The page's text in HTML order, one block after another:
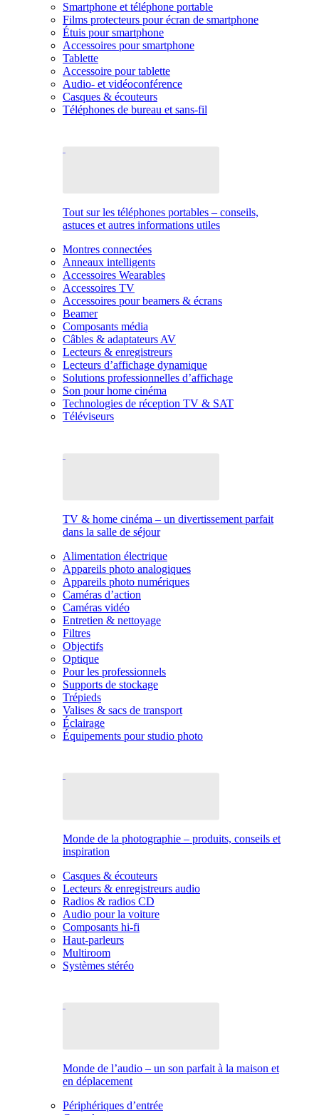
Smartphone et téléphone portable
Films protecteurs pour écran de smartphone
Étuis pour smartphone
Accessoires pour smartphone
Tablette
Accessoire pour tablette
Audio- et vidéoconférence
Casques & écouteurs
Téléphones de bureau et sans-fil
Tout sur les téléphones portables – conseils,
astuces et autres informations utiles
Montres connectées
Anneaux intelligents
Accessoires Wearables
Accessoires TV
Accessoires pour beamers & écrans
Beamer
Composants média
Câbles & adaptateurs AV
Lecteurs & enregistreurs
Lecteurs d’affichage dynamique
Solutions professionnelles d’affichage
Son pour home cinéma
Technologies de réception TV & SAT
Téléviseurs
TV & home cinéma – un divertissement parfait
dans la salle de séjour
Alimentation électrique
Appareils photo analogiques
Appareils photo numériques
Caméras d’action
Caméras vidéo
Entretien & nettoyage
Filtres
Objectifs
Optique
Pour les professionnels
Supports de stockage
Trépieds
Valises & sacs de transport
Éclairage
Équipements pour studio photo
Monde de la photographie – produits, conseils et
inspiration
Casques & écouteurs
Lecteurs & enregistreurs audio
Radios & radios CD
Audio pour la voiture
Composants hi-fi
Haut-parleurs
Multiroom
Systèmes stéréo
Monde de l’audio – un son parfait à la maison et
en déplacement
Périphériques d’entrée